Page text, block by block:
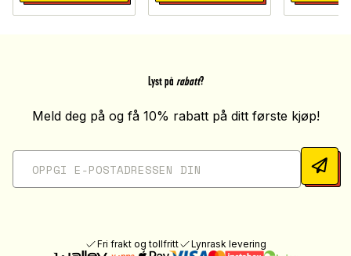
Lyst på rabatt?
Meld deg på og få 10% rabatt på ditt første kjøp!
Fri frakt og tollfritt Lynrask levering